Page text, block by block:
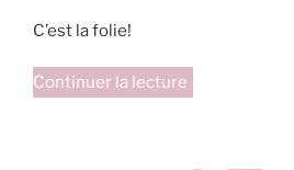
C’est la folie!
Continuer la lecture